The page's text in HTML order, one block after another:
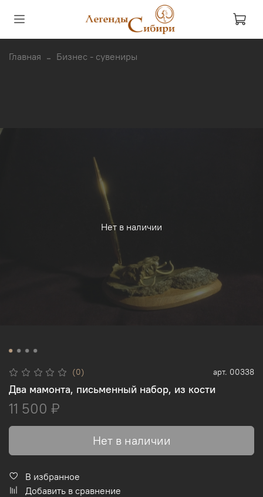
Главная Бизнес - сувениры
Нет в наличии
(0) арт. 00338
Два мамонта, письменный набор, из кости
11 500 ₽
Нет в наличии
В избранное
Добавить в сравнение